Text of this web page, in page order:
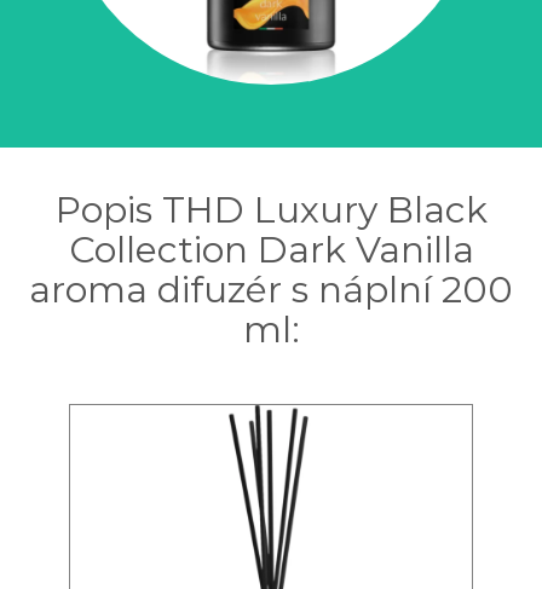
Popis THD Luxury Black
Collection Dark Vanilla
aroma difuzér s náplní 200
ml: